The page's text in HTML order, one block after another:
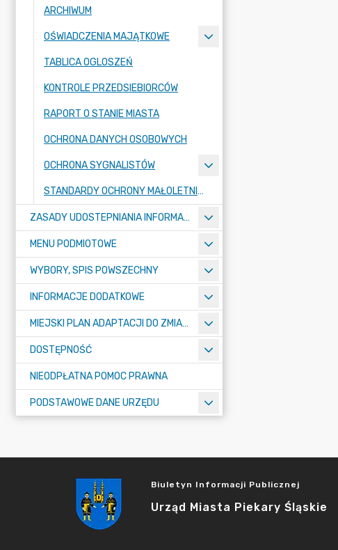
ARCHIWUM
OŚWIADCZENIA MAJĄTKOWE
TABLICA OGLOSZEŃ
KONTROLE PRZEDSIEBIORCÓW
RAPORT O STANIE MIASTA
OCHRONA DANYCH OSOBOWYCH
OCHRONA SYGNALISTÓW
STANDARDY OCHRONY MAŁOLETNICH
ZASADY UDOSTEPNIANIA INFORMACJI PUBLICZNYCH
MENU PODMIOTOWE
WYBORY, SPIS POWSZECHNY
INFORMACJE DODATKOWE
MIEJSKI PLAN ADAPTACJI DO ZMIAN KLIMATU
DOSTĘPNOŚĆ
NIEODPŁATNA POMOC PRAWNA
PODSTAWOWE DANE URZĘDU
Biuletyn Informacji Publicznej
Urząd Miasta Piekary Śląskie